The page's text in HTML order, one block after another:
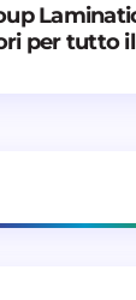
per tutto